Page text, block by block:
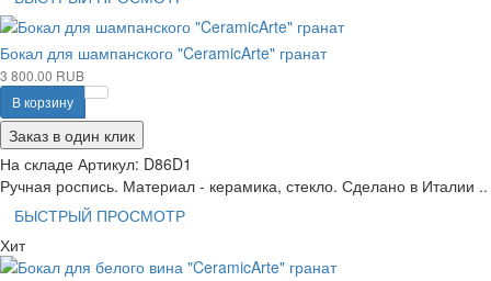
Бокал для шампанского "CeramicArte" гранат
3 800.00 RUB
В корзину
Заказ в один клик
На складе Артикул: D86D1
Ручная роспись. Материал - керамика, стекло. Сделано в Италии ..
БЫСТРЫЙ ПРОСМОТР
Хит